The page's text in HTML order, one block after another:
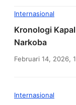
Internasional
Kronologi
Narkoba
Februari 14, 2026,
Internasional